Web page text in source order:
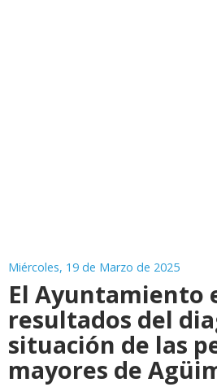
Miércoles, 19 de Marzo de 2025
El Ayuntamiento
resultados del
situación de las
mayores de